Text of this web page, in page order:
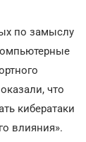
по замыслу
что
кибератаки
влияния».